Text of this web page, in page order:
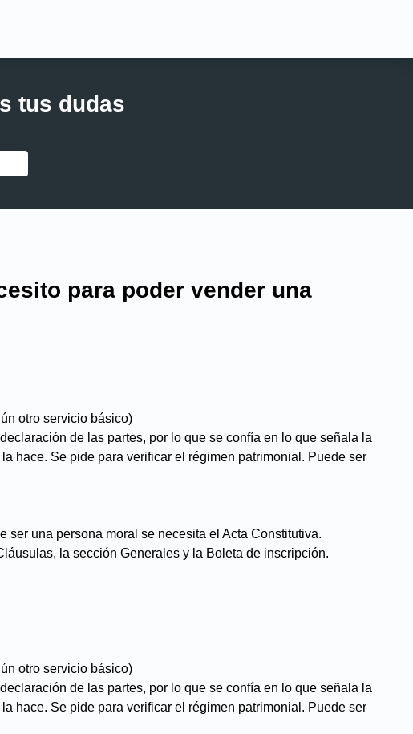
tus dudas
para poder vender una
otro servicio básico)
de las partes, por lo que se confía en lo que señala la
hace. Se pide para verificar el régimen patrimonial. Puede ser
ser una persona moral se necesita el Acta Constitutiva.
la sección Generales y la Boleta de inscripción.
otro servicio básico)
de las partes, por lo que se confía en lo que señala la
hace. Se pide para verificar el régimen patrimonial. Puede ser